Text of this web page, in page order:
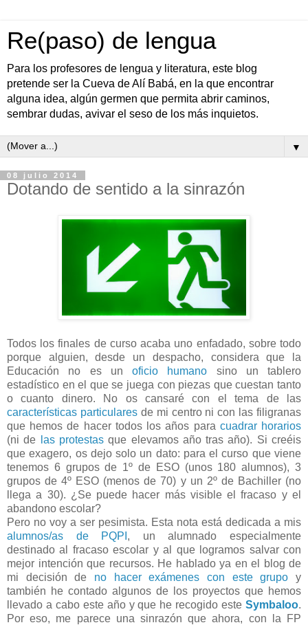
Re(paso) de lengua
Para los profesores de lengua y literatura, este blog
pretende ser la Cueva de Alí Babá, en la que encontrar
alguna idea, algún germen que permita abrir caminos,
sembrar dudas, avivar el seso de los más inquietos.
▼
08 julio 2014
Dotando de sentido a la sinrazón
Todos los finales de curso acaba uno enfadado, sobre todo
porque alguien, desde un despacho, considera que la
Educación no es un oficio humano sino un tablero
estadístico en el que se juega con piezas que cuestan tanto
o cuanto dinero. No os cansaré con el tema de las
características particularesde mi centro ni con las filigranas
que hemos de hacer todos los años para cuadrar horarios
(ni de
las protestasque elevamos año tras año). Si creéis
que exagero, os dejo solo un dato: para el curso que viene
tenemos 6 grupos de 1º de ESO (unos 180 alumnos), 3
grupos de 4º ESO (menos de 70) y un 2º de Bachiller (no
llega a 30). ¿Se puede hacer más visible el fracaso y el
abandono escolar?
Pero no voy a ser pesimista. Esta nota está dedicada a mis
alumnos/as de PQPI , un alumnado especialmente
destinado al fracaso escolar y al que logramos salvar con
mejor intención que recursos. He hablado ya en el blog de
mi decisión de no hacer exámenes con este grupo y
también he contado algunos de los proyectos que hemos
llevado a cabo este año y que he recogido este Symbaloo.
Por eso, me parece una sinrazón que ahora, con la FP